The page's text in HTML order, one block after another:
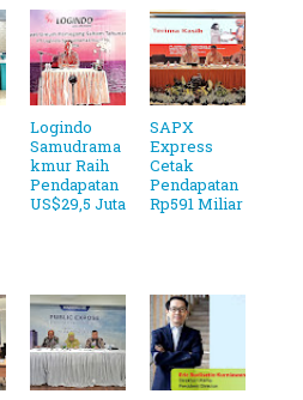
Logindo
Samudrama
kmur Raih
Pendapatan
US$29,5 Juta
SAPX
Express
Cetak
Pendapatan
Rp591 Miliar